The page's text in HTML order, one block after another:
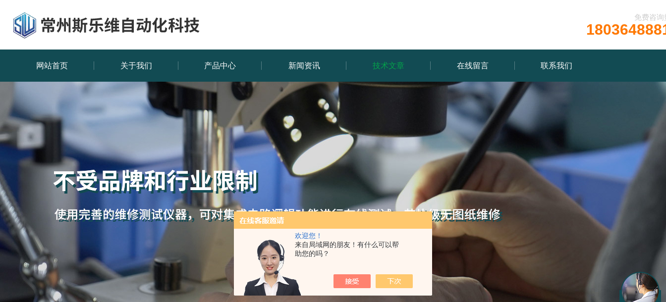
欢迎您！
来自局域网的朋友！有什么可以帮
助您的吗？
免费咨询
网站首页 关于我们 产品中心 新闻资讯 技术文章 在线留言 联系我们